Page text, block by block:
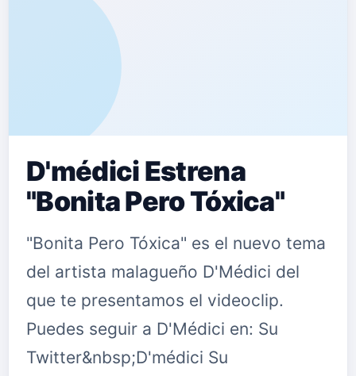
D'médici Estrena
"Bonita Pero Tóxica"
"Bonita Pero Tóxica" es el nuevo tema
del artista malagueño D'Médici del
que te presentamos el videoclip.
Puedes seguir a D'Médici en: Su
Twitter&nbsp;D'médici Su